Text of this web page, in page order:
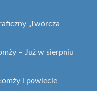
„Twórcza
– Już w sierpniu
i powiecie